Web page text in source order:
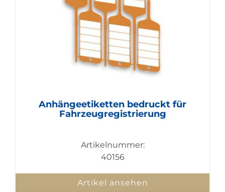
Anhängeetiketten bedruckt für
Fahrzeugregistrierung
Artikelnummer:
40156
Artikel ansehen